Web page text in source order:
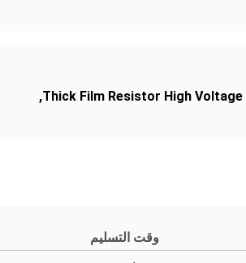
Thick Film Resistor High Voltage
,
وقت التسليم